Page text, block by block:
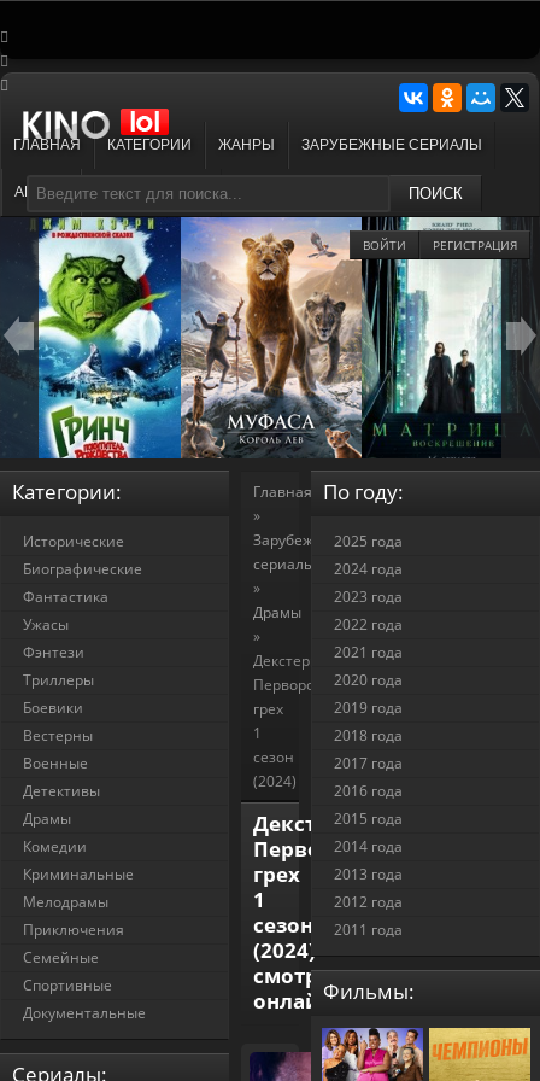
ПОИСК
ВОЙТИ РЕГИСТРАЦИЯ
ГЛАВНАЯ КАТЕГОРИИ ЖАНРЫ ЗАРУБЕЖНЫЕ СЕРИАЛЫ
АНИМЕ МУЛЬТФИЛЬМЫ
Главная
»
Зарубежные
сериалы
»
Драмы
»
Декстер:
Первородный
грех
1
сезон
(2024)
Декстер:
Первородный
грех
1
сезон
(2024)
смотреть
онлайн
Категории:
Исторические
Биографические
Фантастика
Ужасы
Фэнтези
Триллеры
Боевики
Вестерны
Военные
Детективы
Драмы
Комедии
Криминальные
Мелодрамы
Приключения
Семейные
Спортивные
Документальные
Cериалы:
По году:
2025 года
2024 года
2023 года
2022 года
2021 года
2020 года
2019 года
2018 года
2017 года
2016 года
2015 года
2014 года
2013 года
2012 года
2011 года
Фильмы: